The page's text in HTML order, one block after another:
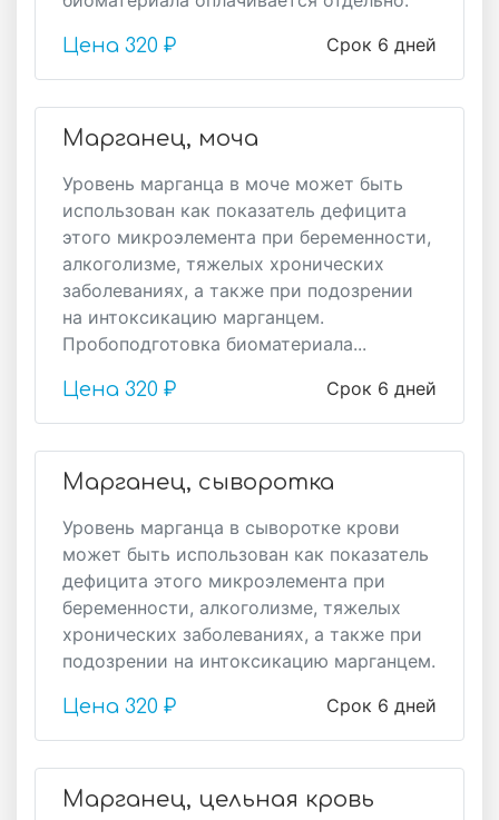
Срок 6 дней
Цена 320 ₽
Марганец, моча
Уровень марганца в моче может быть
использован как показатель дефицита
этого микроэлемента при беременности,
алкоголизме, тяжелых хронических
заболеваниях, а также при подозрении
на интоксикацию марганцем.
Пробоподготовка биоматериала...
Срок 6 дней
Цена 320 ₽
Марганец, сыворотка
Уровень марганца в сыворотке крови
может быть использован как показатель
дефицита этого микроэлемента при
беременности, алкоголизме, тяжелых
хронических заболеваниях, а также при
подозрении на интоксикацию марганцем.
Срок 6 дней
Цена 320 ₽
Марганец, цельная кровь